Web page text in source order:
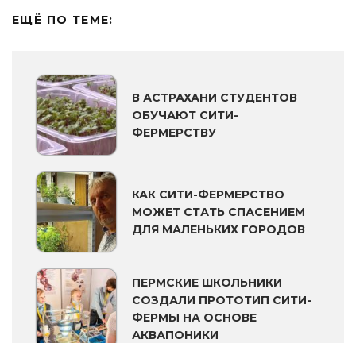
ЕЩЁ ПО ТЕМЕ:
В АСТРАХАНИ СТУДЕНТОВ
ОБУЧАЮТ СИТИ-
ФЕРМЕРСТВУ
КАК СИТИ-ФЕРМЕРСТВО
МОЖЕТ СТАТЬ СПАСЕНИЕМ
ДЛЯ МАЛЕНЬКИХ ГОРОДОВ
ПЕРМСКИЕ ШКОЛЬНИКИ
СОЗДАЛИ ПРОТОТИП СИТИ-
ФЕРМЫ НА ОСНОВЕ
АКВАПОНИКИ